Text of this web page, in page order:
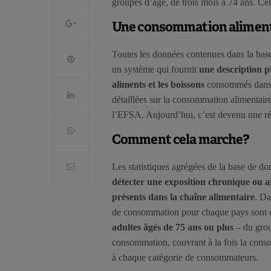
groupes d’âge, de trois mois à 74 ans.
Une consommation
Toutes les données contenues dans la
un système qui fournit une description
aliments et les boissons consommés
détaillées sur la consommation
l’EFSA. Aujourd’hui, c’est devenu une
Comment cela marche?
Les statistiques agrégées de la base de
détecter une exposition chronique ou
présents dans la chaîne alimentaire.
de consommation pour chaque pays sont
adultes âgés de 75 ans ou plus – du
consommation, couvrant à la fois la
à chaque catégorie de consommateurs.